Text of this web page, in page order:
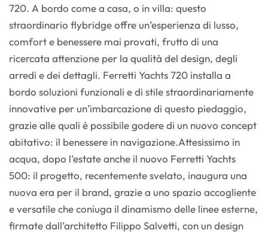
720. A bordo come a casa, o in villa: questo
straordinario flybridge offre un’esperienza di lusso,
comfort e benessere mai provati, frutto di una
ricercata attenzione per la qualità del design, degli
arredi e dei dettagli. Ferretti Yachts 720 installa a
bordo soluzioni funzionali e di stile straordinariamente
innovative per un’imbarcazione di questo piedaggio,
grazie alle quali è possibile godere di un nuovo concept
abitativo: il benessere in navigazione.Attesissimo in
acqua, dopo l’estate anche il nuovo Ferretti Yachts
500: il progetto, recentemente svelato, inaugura una
nuova era per il brand, grazie a uno spazio accogliente
e versatile che coniuga il dinamismo delle linee esterne,
firmate dall’architetto Filippo Salvetti, con un design